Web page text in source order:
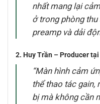
nhất mang lại
ở trong phòng
preamp và dải
2. Huy Trần – Producer tại
“Màn hình cảm
thể thao tác gain,
bị mà không cần